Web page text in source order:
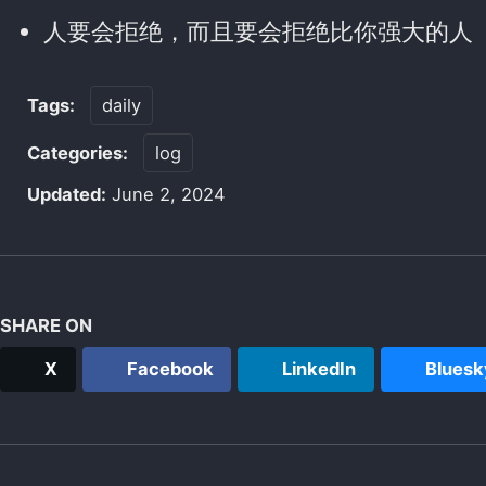
人要会拒绝，而且要会拒绝比你强大的人
Tags: daily
Categories:
log
Updated: June 2, 2024
SHARE ON
X Facebook LinkedIn